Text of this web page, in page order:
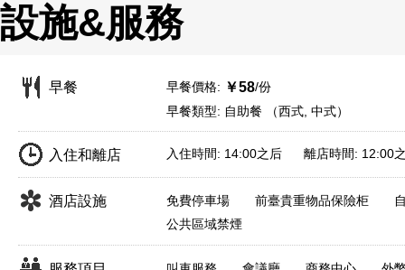
設施&服務
早餐 早餐價格: ￥58/份
早餐類型: 自助餐 （西式, 中式）
入住和離店 入住時間: 14:00之后 離店時間: 12:00
酒店設施 免費停車場 前臺貴重物品保險柜
公共區域禁煙